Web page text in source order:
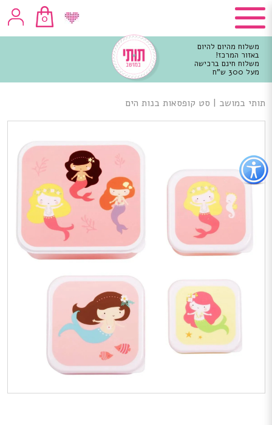
כפתור
לפתיחת
תפריט
נגישות
0
משלוח מהיום להיום
באזור המרכז!
משלוח חינם ברכישה
מעל 300 ש"ח
מרכזי
תותי במושב | סט קופסאות בנות הים